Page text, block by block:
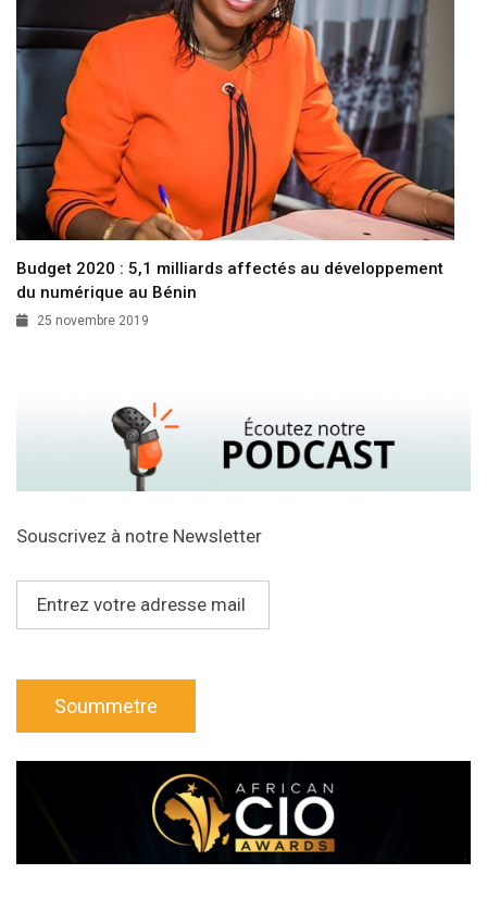
Budget 2020 : 5,1 milliards affectés au développement
du numérique au Bénin
25 novembre 2019
Souscrivez à notre Newsletter